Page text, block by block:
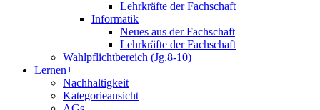
Lehrkräfte der Fachschaft
Informatik
Neues aus der Fachschaft
Lehrkräfte der Fachschaft
Wahlpflichtbereich (Jg.8-10)
Lernen+
Nachhaltigkeit
Kategorieansicht